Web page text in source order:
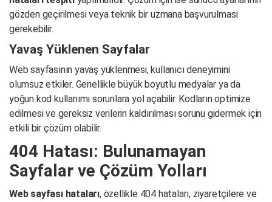
gözden geçirilmesi veya teknik bir uzmana başvurulması
gerekebilir.
Yavaş Yüklenen Sayfalar
Web sayfasının yavaş yüklenmesi, kullanıcı deneyimini
olumsuz etkiler. Genellikle büyük boyutlu medyalar ya da
yoğun kod kullanımı sorunlara yol açabilir. Kodların optimize
edilmesi ve gereksiz verilerin kaldırılması sorunu gidermek için
etkili bir çözüm olabilir.
404 Hatası: Bulunamayan
Sayfalar ve Çözüm Yolları
Web sayfası hataları, özellikle 404 hataları, ziyaretçilere ve